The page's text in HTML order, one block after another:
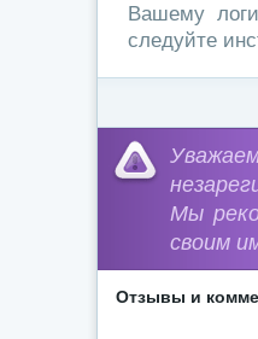
Вашему
следуйте
Мы
своим
Отзывы и